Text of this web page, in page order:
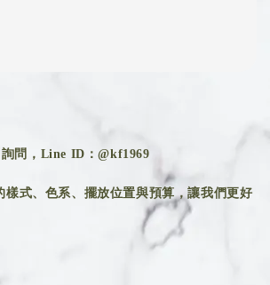
問，Line ID：@kf1969
樣式、色系、擺放位置與預算，讓我們更好